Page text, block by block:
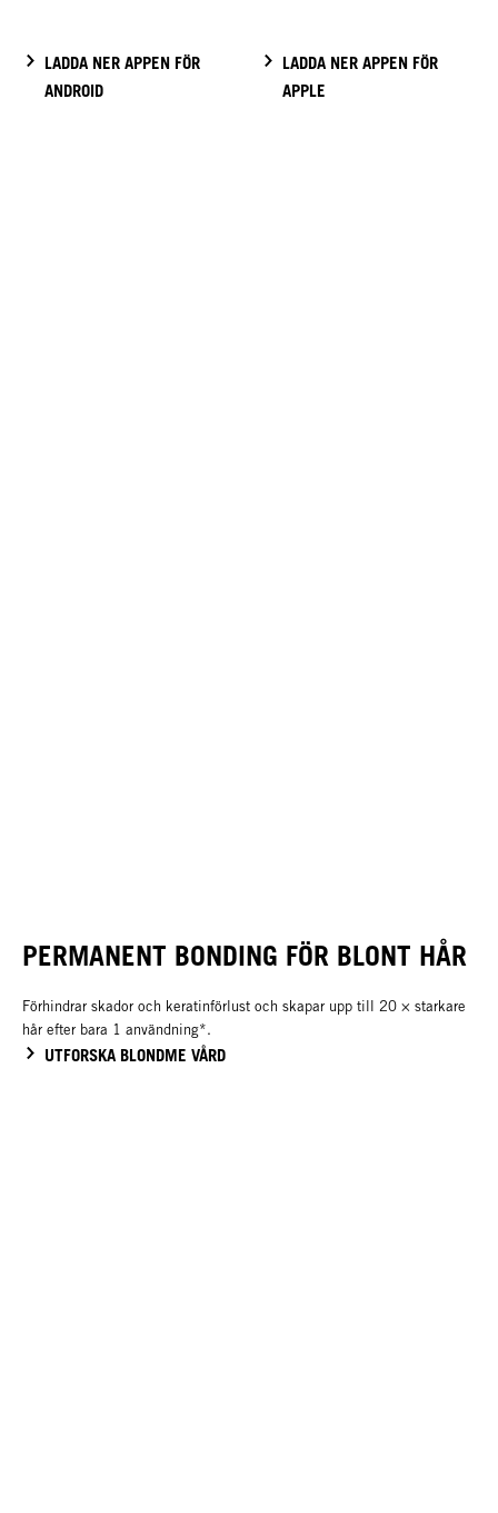
LADDA NER APPEN FÖR
ANDROID
LADDA NER APPEN FÖR
APPLE
PERMANENT BONDING FÖR BLONT HÅR
Förhindrar skador och keratinförlust och skapar upp till 20 × starkare
hår efter bara 1 användning*.
UTFORSKA BLONDME VÅRD